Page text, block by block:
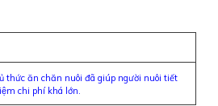
thức ăn chăn nuôi đã giúp người nuôi tiết
chi phí khá lớn.